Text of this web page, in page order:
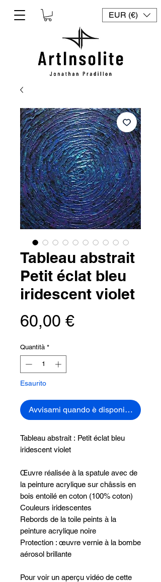
EUR (€)
Tableau abstrait
Petit éclat bleu
iridescent violet
60,00 €Prezzo
Quantità *
Esaurito
Avvisami quando è disponibile
Tableau abstrait : Petit éclat bleu
iridescent violet
Œuvre réalisée à la spatule avec de
la peinture acrylique sur châssis en
bois entoilé en coton (100% coton)
Couleurs iridescentes
Rebords de la toile peints à la
peinture acrylique noire
Protection : œuvre vernie à la bombe
aérosol brillante
Pour voir un aperçu vidéo de cette